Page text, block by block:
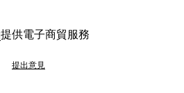
提供電子商貿服務
提出意見